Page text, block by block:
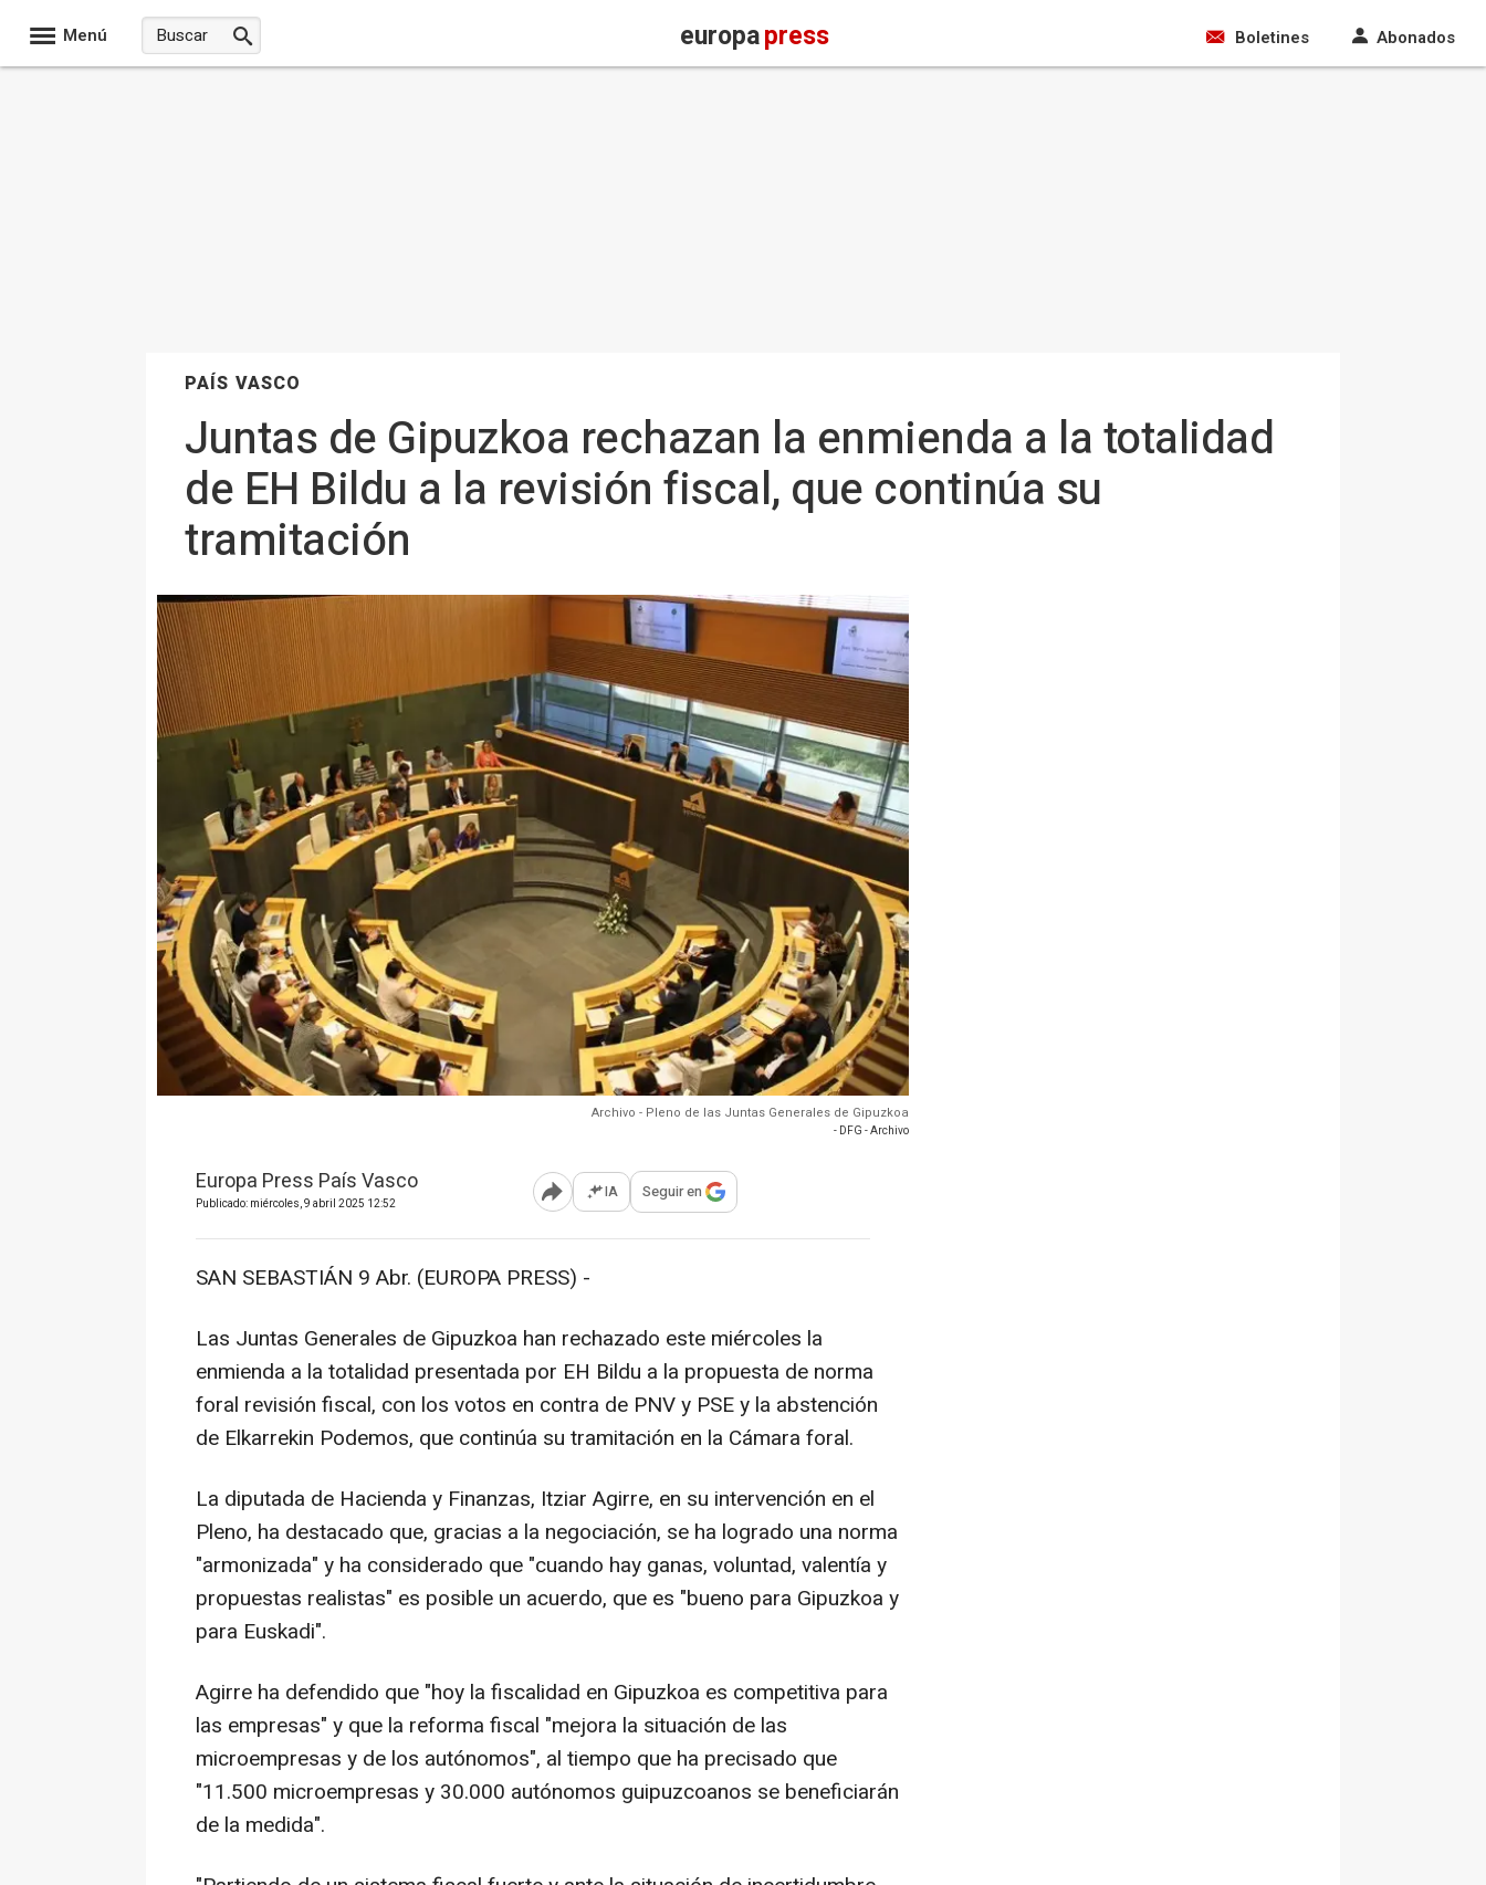
Menú europapress Boletines Abonados
PAÍS VASCO
Juntas de Gipuzkoa rechazan la enmienda a la totalidad
de EH Bildu a la revisión fiscal, que continúa su
tramitación
Archivo - Pleno de las Juntas Generales de Gipuzkoa
- DFG - Archivo
Europa Press País Vasco
Publicado: miércoles, 9 abril 2025 12:52 Abrir opciones para compartir
IA Seguir en
SAN SEBASTIÁN 9 Abr. (EUROPA PRESS) -
Las Juntas Generales de Gipuzkoa han rechazado este miércoles la
enmienda a la totalidad presentada por EH Bildu a la propuesta de norma
foral revisión fiscal, con los votos en contra de PNV y PSE y la abstención
de Elkarrekin Podemos, que continúa su tramitación en la Cámara foral.
La diputada de Hacienda y Finanzas, Itziar Agirre, en su intervención en el
Pleno, ha destacado que, gracias a la negociación, se ha logrado una norma
"armonizada" y ha considerado que "cuando hay ganas, voluntad, valentía y
propuestas realistas" es posible un acuerdo, que es "bueno para Gipuzkoa y
para Euskadi".
Agirre ha defendido que "hoy la fiscalidad en Gipuzkoa es competitiva para
las empresas" y que la reforma fiscal "mejora la situación de las
microempresas y de los autónomos", al tiempo que ha precisado que
"11.500 microempresas y 30.000 autónomos guipuzcoanos se beneficiarán
de la medida".